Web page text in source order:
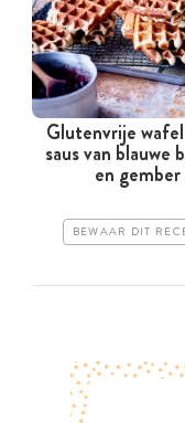
Glutenvrije
saus van blauwe
en gember
BEWAAR DIT